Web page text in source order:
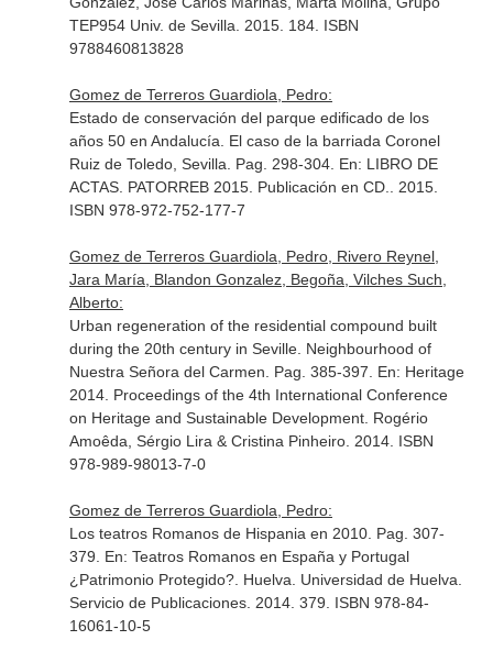
TEP954 Univ. de Sevilla. 2015. 184. ISBN
9788460813828
Gomez de Terreros Guardiola, Pedro:
Estado de conservación del parque edificado de los
años 50 en Andalucía. El caso de la barriada Coronel
Ruiz de Toledo, Sevilla. Pag. 298-304. En: LIBRO DE
ACTAS. PATORREB 2015. Publicación en CD.
. 2015.
ISBN 978-972-752-177-7
Gomez de Terreros Guardiola, Pedro, Rivero Reynel,
Jara María, Blandon Gonzalez, Begoña, Vilches Such,
Alberto:
Urban regeneration of the residential compound built
during the 20th century in Seville. Neighbourhood of
Nuestra Señora del Carmen. Pag. 385-397. En: Heritage
2014. Proceedings of the 4th International Conference
on Heritage and Sustainable Development. Rogério
Amoêda, Sérgio Lira & Cristina Pinheiro. 2014. ISBN
978-989-98013-7-0
Gomez de Terreros Guardiola, Pedro:
Los teatros Romanos de Hispania en 2010. Pag. 307-
379. En: Teatros Romanos en España y Portugal
¿Patrimonio Protegido?. Huelva. Universidad de Huelva.
Servicio de Publicaciones. 2014. 379. ISBN 978-84-
16061-10-5